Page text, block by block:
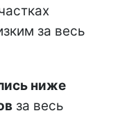
за весь
ниже
за весь